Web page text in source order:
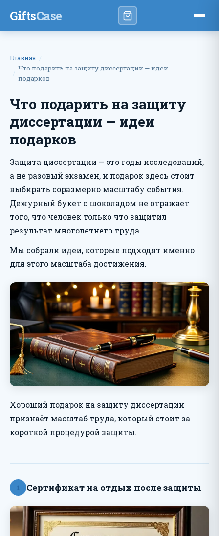
GiftsCase
Главная
Что подарить на защиту диссертации — идеи
подарков
Что подарить на защиту
диссертации — идеи
подарков
Защита диссертации — это годы исследований,
а не разовый экзамен, и подарок здесь стоит
выбирать соразмерно масштабу события.
Дежурный букет с шоколадом не отражает
того, что человек только что защитил
результат многолетнего труда.
Мы собрали идеи, которые подходят именно
для этого масштаба достижения.
Хороший подарок на защиту диссертации
признаёт масштаб труда, который стоит за
короткой процедурой защиты.
1 Сертификат на отдых после защиты